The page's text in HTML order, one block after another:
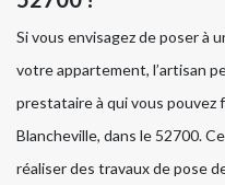
Si vous envisagez de poser à
votre appartement, l’artisan
prestataire à qui vous pouvez
Blancheville, dans le 52700.
réaliser des travaux de pose